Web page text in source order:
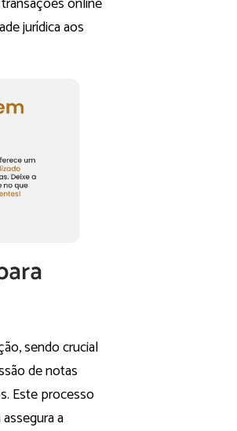
jurídica aos
sendo crucial
de notas
Este processo
a